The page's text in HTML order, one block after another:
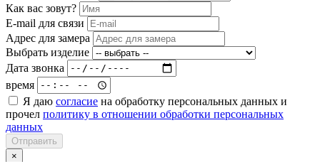
Как вас зовут?
E-mail для связи
Адрес для замера
Выбрать изделие
Дата звонка
время
Я даю согласие на обработку персональных данных и
прочел политику в отношении обработки персональных
данных
Отправить
×